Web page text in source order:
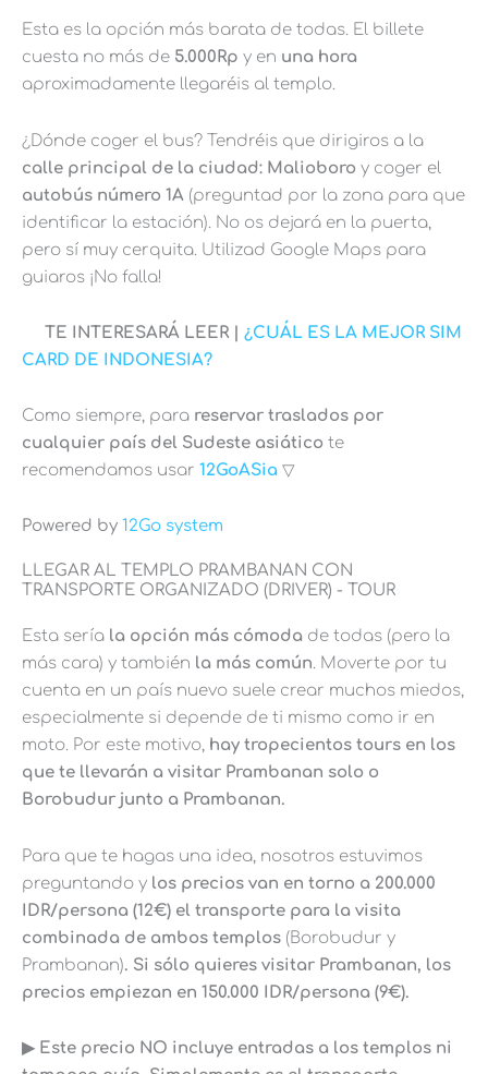
Esta es la opción más barata de todas. El billete
cuesta no más de 5.000Rp y en una hora
aproximadamente llegaréis al templo.
¿Dónde coger el bus? Tendréis que dirigiros a la
calle principal de la ciudad: Malioboro y coger el
autobús número 1A (preguntad por la zona para que
identificar la estación). No os dejará en la puerta,
pero sí muy cerquita. Utilizad Google Maps para
guiaros ¡No falla!
TE INTERESARÁ LEER |
¿CUÁL ES LA MEJOR SIM
CARD DE INDONESIA?
Como siempre, para reservar traslados por
cualquier país del Sudeste asiático te
recomendamos usar 12GoASia ▽
Powered by 12Go system
LLEGAR AL TEMPLO PRAMBANAN CON
TRANSPORTE ORGANIZADO (DRIVER) - TOUR
Esta sería la opción más cómoda de todas (pero la
más cara) y también la más común. Moverte por tu
cuenta en un país nuevo suele crear muchos miedos,
especialmente si depende de ti mismo como ir en
moto. Por este motivo, hay tropecientos tours en los
que te llevarán a visitar Prambanan solo o
Borobudur junto a Prambanan.
Para que te hagas una idea, nosotros estuvimos
preguntando y los precios van en torno a 200.000
IDR/persona (12€) el transporte para la visita
combinada de ambos templos (Borobudur y
Prambanan). Si sólo quieres visitar Prambanan, los
precios empiezan en 150.000 IDR/persona (9€).
▶︎ Este precio NO incluye entradas a los templos ni